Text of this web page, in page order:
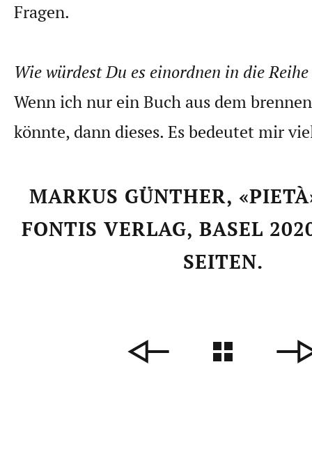
Fragen.
Wie würdest Du es einordnen in die
Wenn ich nur ein Buch aus dem
könnte, dann dieses. Es bedeutet mir
MARKUS GÜNTHER,
FONTIS VERLAG, BASEL
SEITEN.